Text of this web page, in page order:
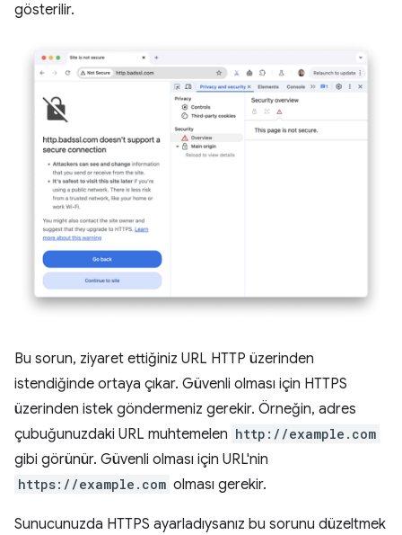
gösterilir.
Bu sorun, ziyaret ettiğiniz URL HTTP üzerinden
istendiğinde ortaya çıkar. Güvenli olması için HTTPS
üzerinden istek göndermeniz gerekir. Örneğin, adres
çubuğunuzdaki URL muhtemelen http://example.com
gibi görünür. Güvenli olması için URL'nin
https://example.com olması gerekir.
Sunucunuzda HTTPS ayarladıysanız bu sorunu düzeltmek